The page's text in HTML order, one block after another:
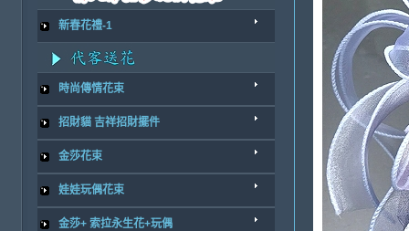
新春花禮-1
時尚傳情花束
招財貓 吉祥招財擺件
金莎花束
娃娃玩偶花束
金莎+ 索拉永生花+玩偶